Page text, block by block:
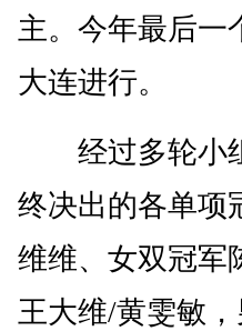
主。今年最后一
大连进行。
经过多轮小组
终决出的各单项
维维、女双冠军
王大维/黄雯敏